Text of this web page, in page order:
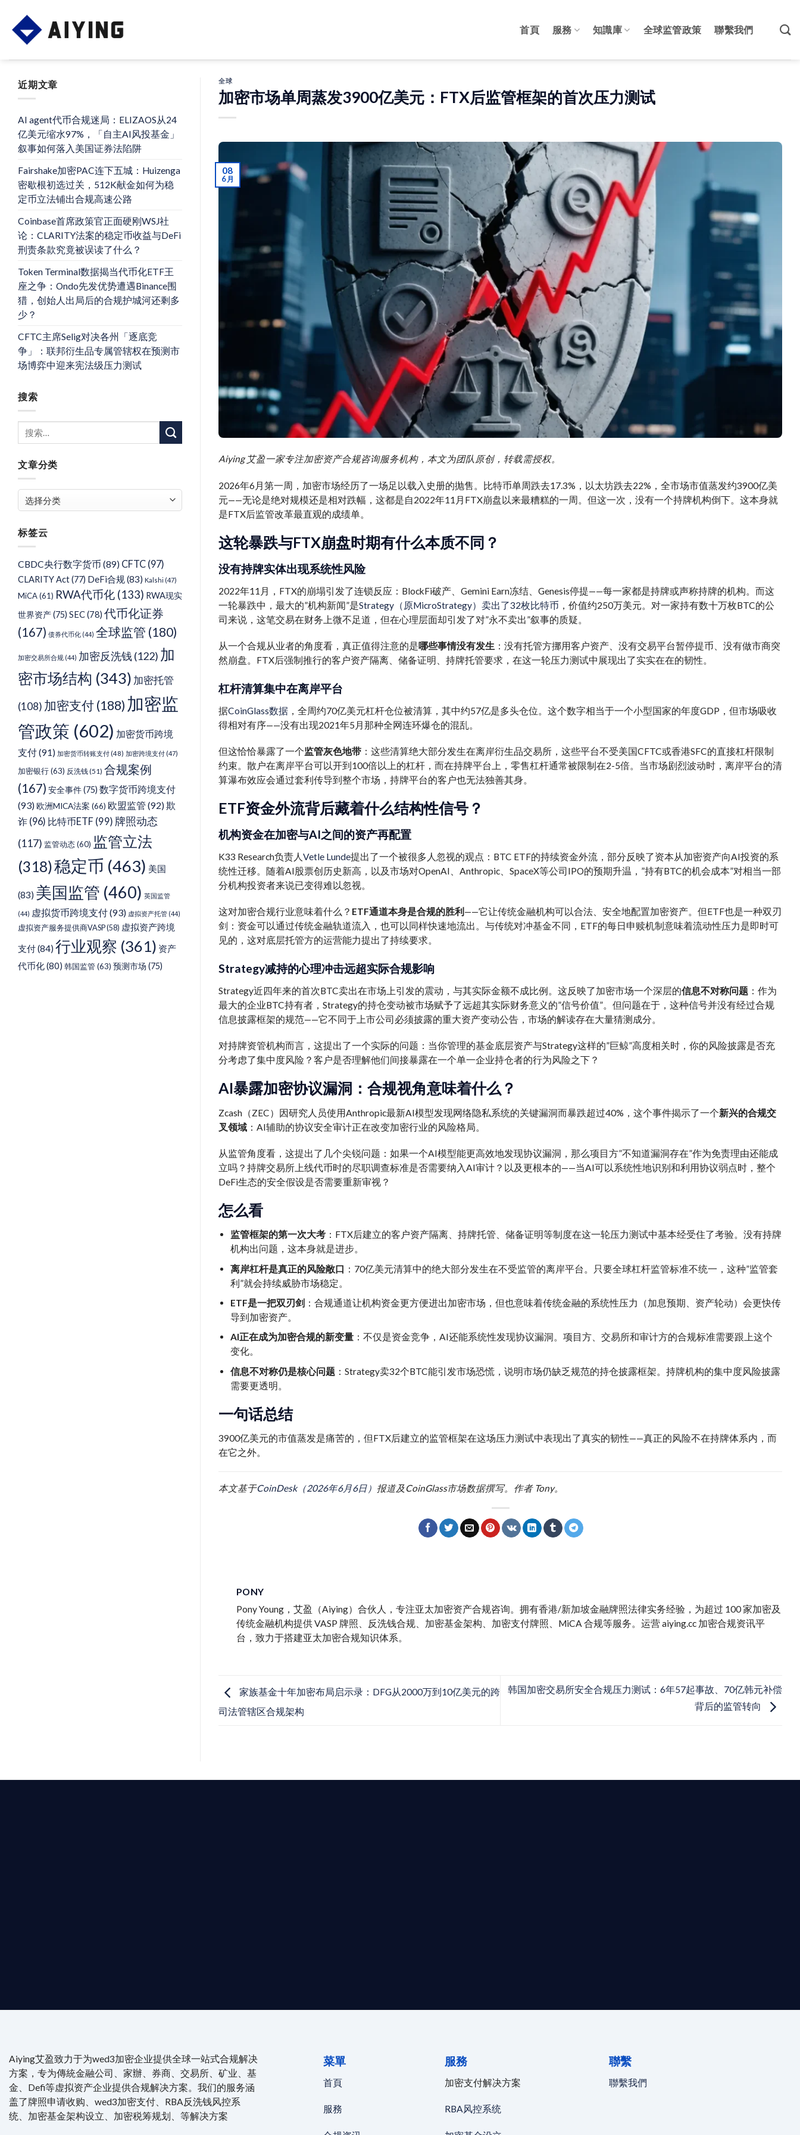
content
首頁 服務 知識庫 全球监管政策 聯繫我們
近期文章
AI agent代币合规迷局：ELIZAOS从24
亿美元缩水97%，「自主AI风投基金」
叙事如何落入美国证券法陷阱
Fairshake加密PAC连下五城：Huizenga
密歇根初选过关，512K献金如何为稳
定币立法铺出合规高速公路
Coinbase首席政策官正面硬刚WSJ社
论：CLARITY法案的稳定币收益与DeFi
刑责条款究竟被误读了什么？
Token Terminal数据揭当代币化ETF王
座之争：Ondo先发优势遭遇Binance围
猎，创始人出局后的合规护城河还剩多
少？
CFTC主席Selig对决各州「逐底竞
争」：联邦衍生品专属管辖权在预测市
场博弈中迎来宪法级压力测试
搜索
文章分类
章
类
标签云
CBDC央行数字货币 (89) CFTC (97)
CLARITY Act(77) DeFi合规(83) Kalshi (47)
MiCA(61) RWA代币化 (133) RWA现实
世界资产(75) SEC(78) 代币化证券
(167) 债券代币化 (44) 全球监管 (180)
加密交易所合规 (44) 加密反洗钱 (122) 加
密市场结构 (343) 加密托管
(108) 加密支付 (188) 加密监
管政策 (602) 加密货币跨境
支付(91) 加密货币转账支付 (48) 加密跨境支付 (47)
加密银行(63) 反洗钱(51) 合规案例
(167) 安全事件(75) 数字货币跨境支付
(93)欧洲MICA法案 (66) 欧盟监管 (92)欺
诈 (96) 比特币ETF (99) 牌照动态
(117) 监管动态(60) 监管立法
(318)稳定币 (463) 美国
(83) 美国监管 (460) 英国监管
(44) 虚拟货币跨境支付(93) 虚拟资产托管 (44)
虚拟资产服务提供商VASP(58) 虚拟资产跨境
支付(84) 行业观察 (361) 资产
代币化(80) 韩国监管(63) 预测市场 (75)
全球
加密市场单周蒸发3900亿美元：FTX后监管框架的首次压力测试
08
6 月
Aiying 艾盈一家专注加密资产合规咨询服务机构，本文为团队原创，转载需授权。
2026年6月第一周，加密市场经历了一场足以载入史册的抛售。比特币单周跌去17.3%，以太坊跌去22%，全市场市值蒸发约3900亿美
元——无论是绝对规模还是相对跌幅，这都是自2022年11月FTX崩盘以来最糟糕的一周。但这一次，没有一个持牌机构倒下。这本身就
是FTX后监管改革最直观的成绩单。
这轮暴跌与FTX崩盘时期有什么本质不同？
没有持牌实体出现系统性风险
2022年11月，FTX的崩塌引发了连锁反应：BlockFi破产、Gemini Earn冻结、Genesis停提——每一家都是持牌或声称持牌的机构。而这
一轮暴跌中，最大的”机构新闻”是Strategy（原MicroStrategy）卖出了32枚比特币 ，价值约250万美元。对一家持有数十万枚BTC的公
司来说，这笔交易在财务上微不足道，但在心理层面却引发了对”永不卖出”叙事的质疑。
从一个合规从业者的角度看，真正值得注意的是哪些事情没有发生 ：没有托管方挪用客户资产、没有交易平台暂停提币、没有做市商突
然崩盘。FTX后强制推行的客户资产隔离、储备证明、持牌托管要求，在这一轮压力测试中展现出了实实在在的韧性。
杠杆清算集中在离岸平台
据CoinGlass数据 ，全周约70亿美元杠杆仓位被清算，其中约57亿是多头仓位。这个数字相当于一个小型国家的年度GDP，但市场吸收
得相对有序——没有出现2021年5月那种全网连环爆仓的混乱。
但这恰恰暴露了一个监管灰色地带 ：这些清算绝大部分发生在离岸衍生品交易所，这些平台不受美国CFTC或香港SFC的直接杠杆限制
约束。散户在离岸平台可以开到100倍以上的杠杆，而在持牌平台上，零售杠杆通常被限制在2-5倍。当市场剧烈波动时，离岸平台的清
算瀑布效应会通过套利传导到整个市场，持牌平台的客户也无法独善其身。
ETF资金外流背后藏着什么结构性信号？
机构资金在加密与AI之间的资产再配置
K33 Research负责人 Vetle Lunde提出了一个被很多人忽视的观点：BTC ETF的持续资金外流，部分反映了资本从加密资产向AI投资的系
统性迁移。随着AI股票创历史新高，以及市场对OpenAI、Anthropic、SpaceX等公司IPO的预期升温，”持有BTC的机会成本”对相当一部
分机构投资者来说已变得难以忽视。
这对加密合规行业意味着什么？ ETF通道本身是合规的胜利 ——它让传统金融机构可以合法、安全地配置加密资产。但ETF也是一种双刃
剑：资金可以通过传统金融轨道流入，也可以同样快速地流出。与传统对冲基金不同，ETF的每日申赎机制意味着流动性压力是即时可
见的，这对底层托管方的运营能力提出了持续要求。
Strategy减持的心理冲击远超实际合规影响
Strategy近四年来的首次BTC卖出在市场上引发的震动，与其实际金额不成比例。这反映了加密市场一个深层的信息不对称问题 ：作为
最大的企业BTC持有者，Strategy的持仓变动被市场赋予了远超其实际财务意义的”信号价值”。但问题在于，这种信号并没有经过合规
信息披露框架的规范——它不同于上市公司必须披露的重大资产变动公告，市场的解读存在大量猜测成分。
对持牌资管机构而言，这提出了一个实际的问题：当你管理的基金底层资产与Strategy这样的”巨鲸”高度相关时，你的风险披露是否充
分考虑了集中度风险？客户是否理解他们间接暴露在一个单一企业持仓者的行为风险之下？
AI暴露加密协议漏洞：合规视角意味着什么？
Zcash（ZEC）因研究人员使用Anthropic最新AI模型发现网络隐私系统的关键漏洞而暴跌超过40%，这个事件揭示了一个新兴的合规交
叉领域 ：AI辅助的协议安全审计正在改变加密行业的风险格局。
从监管角度看，这提出了几个尖锐问题：如果一个AI模型能更高效地发现协议漏洞，那么项目方”不知道漏洞存在”作为免责理由还能成
立吗？持牌交易所上线代币时的尽职调查标准是否需要纳入AI审计？以及更根本的——当AI可以系统性地识别和利用协议弱点时，整个
DeFi生态的安全假设是否需要重新审视？
怎么看
监管框架的第一次大考 ：FTX后建立的客户资产隔离、持牌托管、储备证明等制度在这一轮压力测试中基本经受住了考验。没有持牌
机构出问题，这本身就是进步。
离岸杠杆是真正的风险敞口 ：70亿美元清算中的绝大部分发生在不受监管的离岸平台。只要全球杠杆监管标准不统一，这种”监管套
利”就会持续威胁市场稳定。
ETF是一把双刃剑 ：合规通道让机构资金更方便进出加密市场，但也意味着传统金融的系统性压力（加息预期、资产轮动）会更快传
导到加密资产。
AI正在成为加密合规的新变量 ：不仅是资金竞争，AI还能系统性发现协议漏洞。项目方、交易所和审计方的合规标准需要跟上这个
变化。
信息不对称仍是核心问题 ：Strategy卖32个BTC能引发市场恐慌，说明市场仍缺乏规范的持仓披露框架。持牌机构的集中度风险披露
需要更透明。
一句话总结
3900亿美元的市值蒸发是痛苦的，但FTX后建立的监管框架在这场压力测试中表现出了真实的韧性——真正的风险不在持牌体系内，而
在它之外。
本文基于CoinDesk（2026年6月6日） 报道及CoinGlass市场数据撰写。作者 Tony。
PONY
Pony Young，艾盈（Aiying）合伙人，专注亚太加密资产合规咨询。拥有香港/新加坡金融牌照法律实务经验，为超过 100 家加密及
传统金融机构提供 VASP 牌照、反洗钱合规、加密基金架构、加密支付牌照、MiCA 合规等服务。运营 aiying.cc 加密合规资讯平
台，致力于搭建亚太加密合规知识体系。
家族基金十年加密布局启示录：DFG从2000万到10亿美元的跨
司法管辖区合规架构
韩国加密交易所安全合规压力测试：6年57起事故、70亿韩元补偿
背后的监管转向
Aiying艾盈致力于为wed3加密企业提供全球一站式合规解决
方案，专为傳統金融公司、家辦、券商、交易所、矿业、基
金、Defi等虚拟资产企业提供合规解决方案。我们的服务涵
盖了牌照申请收购、wed3加密支付、RBA反洗钱风控系
统、加密基金架构设立、加密税筹规划、等解决方案
菜單
首頁
服務
服務
加密支付解决方案
RBA风控系统
聯繫
聯繫我們